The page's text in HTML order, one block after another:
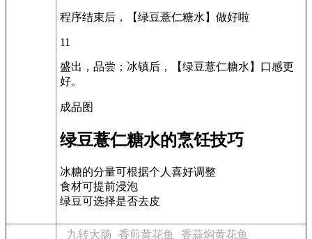
程序结束后，【绿豆薏仁糖水】做好啦
11
盛出，品尝；冰镇后，【绿豆薏仁糖水】口感更
好。
成品图
绿豆薏仁糖水的烹饪技巧
冰糖的分量可根据个人喜好调整
食材可提前浸泡
绿豆可选择是否去皮
九转大肠 香煎黄花鱼 香蒜焖黄花鱼